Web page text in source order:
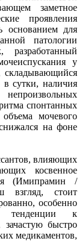
заметное
проявления
основанием для
патологии
разработанный
у
складывающийся
в сутки, наличия
спонтанных
мочевого
на фоне
влияющих
косвенное
(Имипрамин /
взгляд, стоит
особенно
к
зачастую быстро
медикаментов,